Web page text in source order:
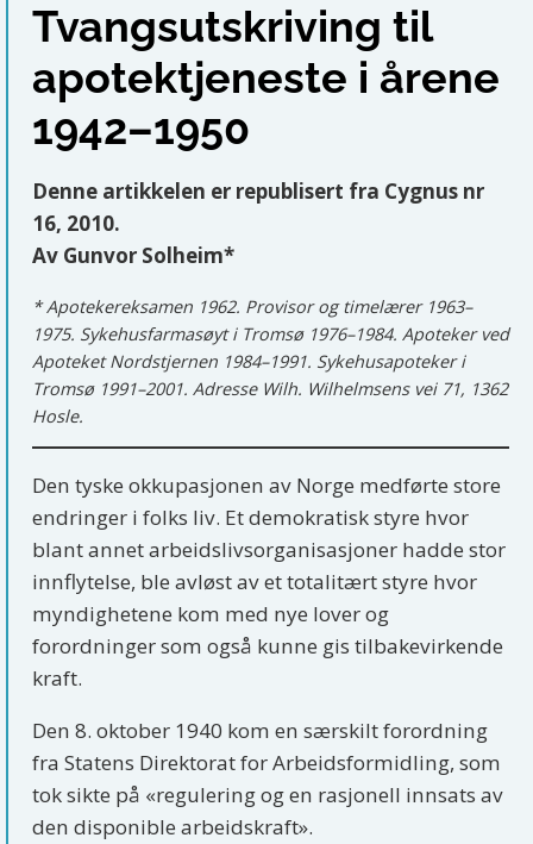
Tvangsutskriving til
apotektjeneste i årene
1942–1950
Denne artikkelen er republisert fra Cygnus nr
16, 2010.
Av Gunvor Solheim*
* Apotekereksamen 1962. Provisor og timelærer 1963–
1975. Sykehusfarmasøyt i Tromsø 1976–1984. Apoteker ved
Apoteket Nordstjernen 1984–1991. Sykehusapoteker i
Tromsø 1991–2001. Adresse Wilh. Wilhelmsens vei 71, 1362
Hosle.
Den tyske okkupasjonen av Norge medførte store
endringer i folks liv. Et demokratisk styre hvor
blant annet arbeidslivsorganisasjoner hadde stor
innflytelse, ble avløst av et totalitært styre hvor
myndighetene kom med nye lover og
forordninger som også kunne gis tilbakevirkende
kraft.
Den 8. oktober 1940 kom en særskilt forordning
fra Statens Direktorat for Arbeidsformidling, som
tok sikte på «regulering og en rasjonell innsats av
den disponible arbeidskraft».